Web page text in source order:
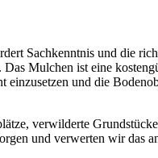
Sachkenntnis und die
Mulchen ist eine
einzusetzen und die
verwilderte
und verwerten wir das